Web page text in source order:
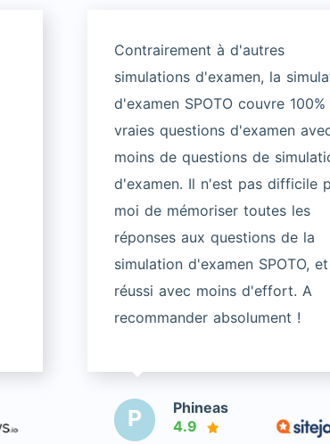
Contrairement à d'autres
simulations d'examen, la
d'examen SPOTO couvre 100%
vraies questions d'examen
moins de questions de
d'examen. Il n'est pas difficile
moi de mémoriser toutes les
réponses aux questions de la
simulation d'examen SPOTO,
réussi avec moins d'effort. A
recommander absolument !
P
Phineas
4.9